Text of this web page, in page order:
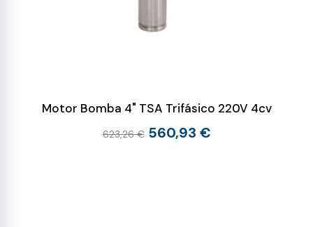
Motor Bomba 4" TSA Trifásico 220V 4cv
623,26 € 560,93 €